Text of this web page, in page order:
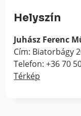
Helyszín
Juhász Ferenc
Cím: Biatorbágy
Telefon: +36 70
Térkép